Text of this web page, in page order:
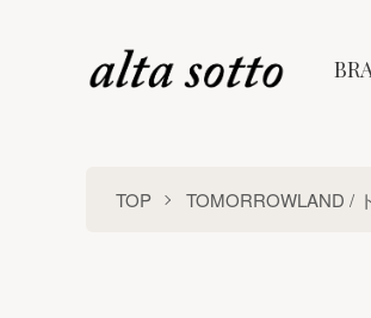
TOP TOMORROWLAND /